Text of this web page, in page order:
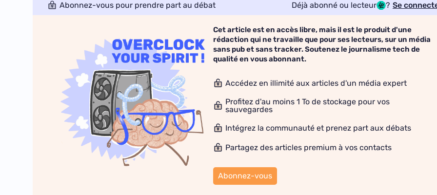
Abonnez-vous pour prendre part au débat Déjà abonné ou lecteur ? Se
Cet article est en accès libre, mais il est le produit d'une
rédaction qui ne travaille que pour ses lecteurs, sur un média
sans pub et sans tracker. Soutenez le journalisme tech de
qualité en vous abonnant.
Accédez en illimité aux articles d'un média expert
Profitez d'au moins 1 To de stockage pour vos
sauvegardes
Intégrez la communauté et prenez part aux débats
Partagez des articles premium à vos contacts
Abonnez-vous